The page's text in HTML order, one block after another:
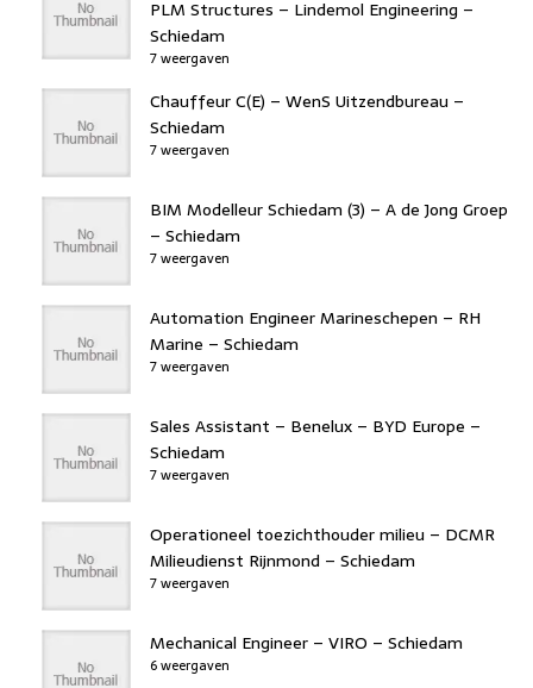
PLM Structures – Lindemol Engineering –
Schiedam
7 weergaven
Chauffeur C(E) – WenS Uitzendbureau –
Schiedam
7 weergaven
BIM Modelleur Schiedam (3) – A de Jong Groep
– Schiedam
7 weergaven
Automation Engineer Marineschepen – RH
Marine – Schiedam
7 weergaven
Sales Assistant – Benelux – BYD Europe –
Schiedam
7 weergaven
Operationeel toezichthouder milieu – DCMR
Milieudienst Rijnmond – Schiedam
7 weergaven
Mechanical Engineer – VIRO – Schiedam
6 weergaven